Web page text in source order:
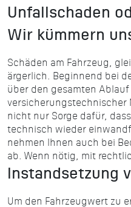
Unfallschaden
Wir kümmern
Schäden am Fahrzeug,
ärgerlich. Beginnend bei
über den gesamten
versicherungstechnischer
nicht nur Sorge dafür,
technisch wieder
nehmen Ihnen auch bei
ab. Wenn nötig, mit
Instandsetzung
Um den Fahrzeugwert zu